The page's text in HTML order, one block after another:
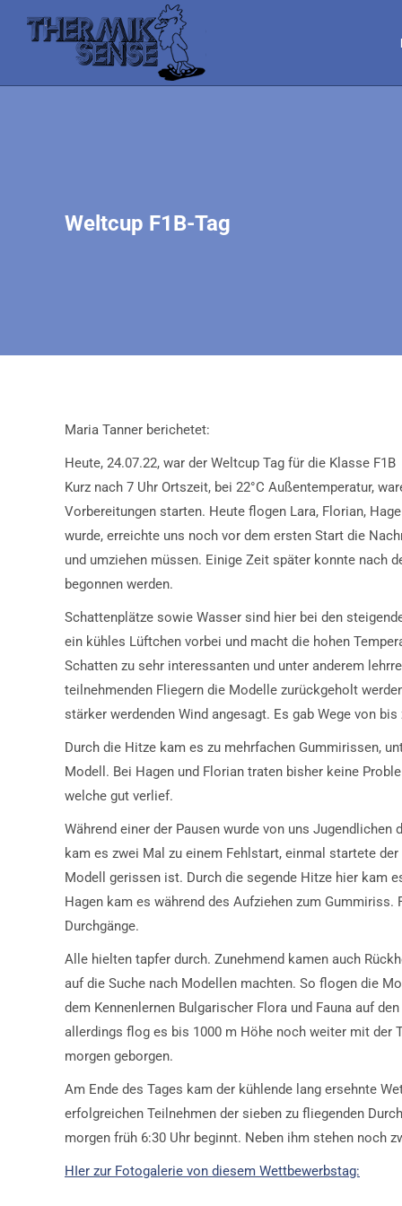
Weltcup F1B-Tag
Maria Tanner berichetet:
Heute, 24.07.22, war der Weltcup Tag für die Klasse F1B
Kurz nach 7 Uhr Ortszeit, bei 22°C Außentemperatur,
Vorbereitungen starten. Heute flogen Lara, Florian,
wurde, erreichte uns noch vor dem ersten Start die
und umziehen müssen. Einige Zeit später konnte nach
begonnen werden.
Schattenplätze sowie Wasser sind hier bei den
ein kühles Lüftchen vorbei und macht die hohen
Schatten zu sehr interessanten und unter anderem
teilnehmenden Fliegern die Modelle zurückgeholt
stärker werdenden Wind angesagt. Es gab Wege von
Durch die Hitze kam es zu mehrfachen Gummirissen,
Modell. Bei Hagen und Florian traten bisher keine
welche gut verlief.
Während einer der Pausen wurde von uns
kam es zwei Mal zu einem Fehlstart, einmal startete
Modell gerissen ist. Durch die segende Hitze hier kam
Hagen kam es während des Aufziehen zum
Durchgänge.
Alle hielten tapfer durch. Zunehmend kamen auch
auf die Suche nach Modellen machten. So flogen die
dem Kennenlernen Bulgarischer Flora und Fauna auf
allerdings flog es bis 1000 m Höhe noch weiter mit der
morgen geborgen.
Am Ende des Tages kam der kühlende lang ersehnte
erfolgreichen Teilnehmen der sieben zu fliegenden
morgen früh 6:30 Uhr beginnt. Neben ihm stehen noch
HIer zur Fotogalerie von diesem Wettbewerbstag: